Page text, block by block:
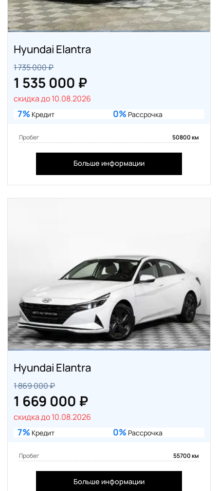
Hyundai Elantra
1 735 000 ₽
1 535 000 ₽
скидка до 10.08.2026
7% Кредит 0% Рассрочка
Пробег 50800 км
Больше информации
Hyundai Elantra
1 869 000 ₽
1 669 000 ₽
скидка до 10.08.2026
7% Кредит 0% Рассрочка
Пробег 55700 км
Больше информации